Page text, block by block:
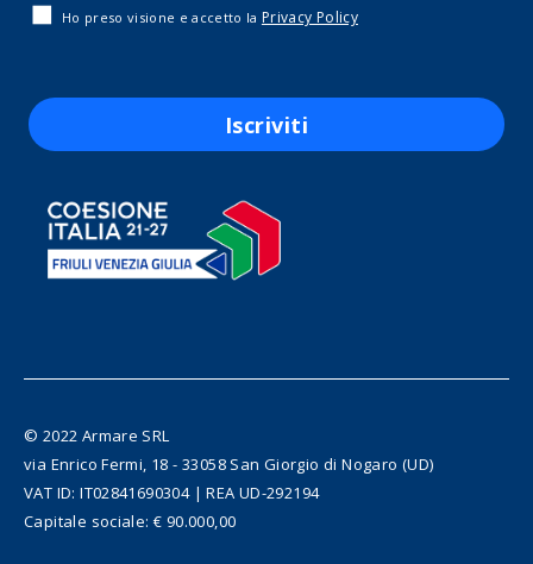
Ho preso visione e accetto la Privacy Policy
Iscriviti
© 2022 Armare SRL
via Enrico Fermi, 18 - 33058 San Giorgio di Nogaro (UD)
VAT ID: IT02841690304 | REA UD-292194
Capitale sociale: € 90.000,00